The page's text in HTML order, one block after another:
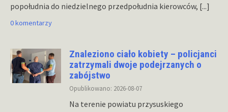
popołudnia do niedzielnego przedpołudnia kierowców, [...]
0 komentarzy
Znaleziono ciało kobiety – policjanci
zatrzymali dwoje podejrzanych o
zabójstwo
Opublikowano: 2026-08-07
Na terenie powiatu przysuskiego